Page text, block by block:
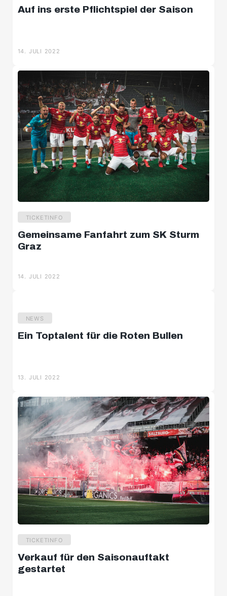
Auf ins erste Pflichtspiel der Saison
14. JULI 2022
TICKETINFO
Gemeinsame Fanfahrt zum SK Sturm
Graz
14. JULI 2022
NEWS
Ein Toptalent für die Roten Bullen
13. JULI 2022